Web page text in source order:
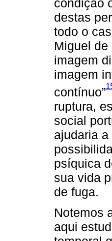
condição
destas
todo o
Miguel de
imagem
imagem
contínuo”
ruptura,
social
ajudaria
psíquica
sua vida
de fuga.
Notemos
aqui